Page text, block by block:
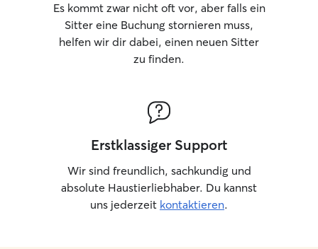
Es kommt zwar nicht oft vor, aber falls ein
Sitter eine Buchung stornieren muss,
helfen wir dir dabei, einen neuen Sitter
zu finden.
Erstklassiger Support
Wir sind freundlich, sachkundig und
absolute Haustierliebhaber. Du kannst
uns jederzeit kontaktieren.